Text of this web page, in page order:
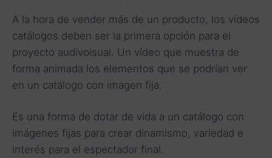
A la hora de vender más de un producto, los vídeos
catálogos deben ser la primera opción para el
proyecto audivoisual. Un vídeo que muestra de
forma animada los elementos que se podrían ver
en un catálogo con imagen fija.
Es una forma de dotar de vida a un catálogo con
imágenes fijas para crear dinamismo, variedad e
interés para el espectador final.